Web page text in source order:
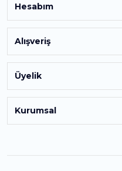
Hesabım
Alışveriş
Üyelik
Kurumsal